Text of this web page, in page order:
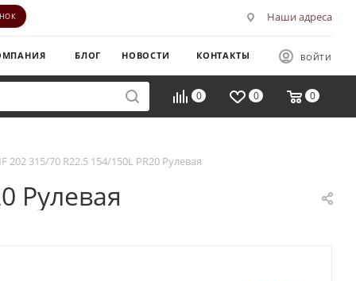
Наши адреса
БЛОГ НОВОСТИ КОНТАКТЫ ВОЙТИ
0 0 0
202 315/70 R22.5 154/150L PR20 Рулевая
Рулевая